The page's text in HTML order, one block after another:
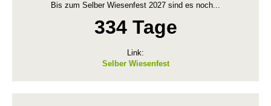
Bis zum Selber Wiesenfest 2027 sind es noch...
334 Tage
Link:
Selber Wiesenfest